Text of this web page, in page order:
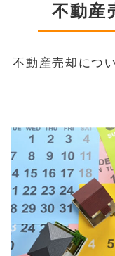
不動産
不動産売却につ